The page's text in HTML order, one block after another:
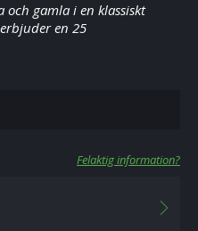
gamla i en klassiskt
en 25
Felaktig information?